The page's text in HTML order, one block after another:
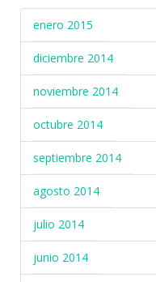
enero 2015
diciembre 2014
noviembre 2014
octubre 2014
septiembre 2014
agosto 2014
julio 2014
junio 2014